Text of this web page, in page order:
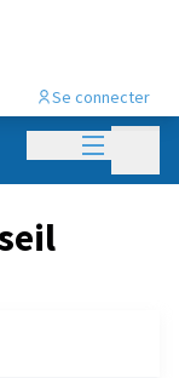
Menu
Se connecter